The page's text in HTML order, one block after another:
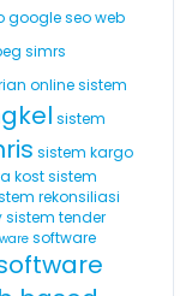
googleseo web
simrs
onlinesistem
sistem
sistem kargo
kostsistem
rekonsiliasi
sistem tender
software